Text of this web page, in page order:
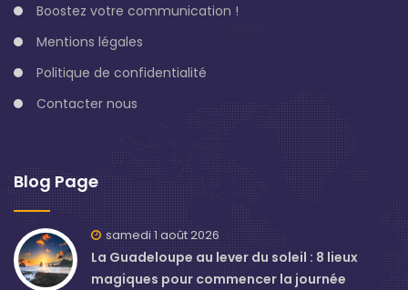
Boostez votre communication !
Mentions légales
Politique de confidentialité
Contacter nous
Blog Page
samedi 1 août 2026
La Guadeloupe au lever du soleil : 8 lieux
magiques pour commencer la journée